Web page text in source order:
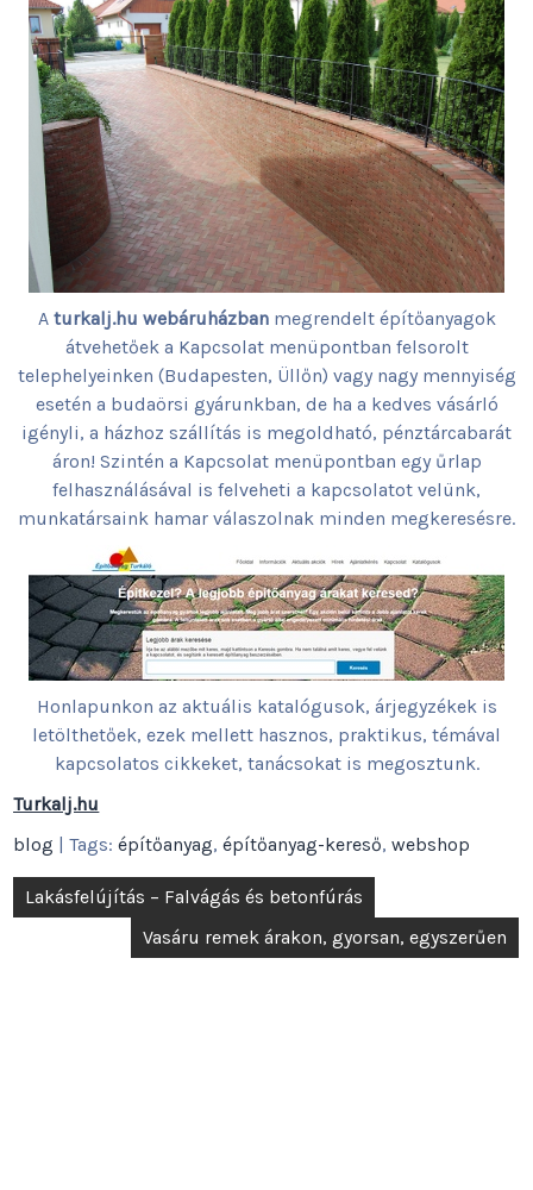
A turkalj.hu webáruházbanmegrendelt építőanyagok
átvehetőek a Kapcsolat menüpontban felsorolt
telephelyeinken (Budapesten, Üllőn) vagy nagy mennyiség
esetén a budaörsi gyárunkban, de ha a kedves vásárló
igényli, a házhoz szállítás is megoldható, pénztárcabarát
áron! Szintén a Kapcsolat menüpontban egy űrlap
felhasználásával is felveheti a kapcsolatot velünk,
munkatársaink hamar válaszolnak minden megkeresésre.
Honlapunkon az aktuális katalógusok, árjegyzékek is
letölthetőek, ezek mellett hasznos, praktikus, témával
kapcsolatos cikkeket, tanácsokat is megosztunk.
Turkalj.hu
blog
| Tags:építőanyag,építőanyag-kereső,webshop
Bejegyzés
navigáció
Lakásfelújítás – Falvágás és betonfúrás
Vasáru remek árakon, gyorsan, egyszerűen